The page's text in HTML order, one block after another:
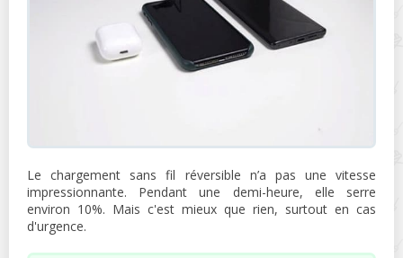
Le chargement sans fil réversible n’a pas une vitesse
impressionnante. Pendant une demi-heure, elle serre
environ 10%. Mais c'est mieux que rien, surtout en cas
d'urgence.